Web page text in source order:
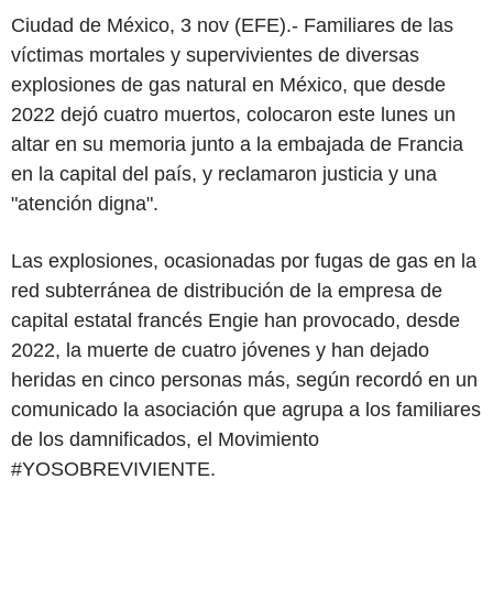
Ciudad de México, 3 nov (EFE).- Familiares de las
víctimas mortales y supervivientes de diversas
explosiones de gas natural en México, que desde
2022 dejó cuatro muertos, colocaron este lunes un
altar en su memoria junto a la embajada de Francia
en la capital del país, y reclamaron justicia y una
"atención digna".
Las explosiones, ocasionadas por fugas de gas en la
red subterránea de distribución de la empresa de
capital estatal francés Engie han provocado, desde
2022, la muerte de cuatro jóvenes y han dejado
heridas en cinco personas más, según recordó en un
comunicado la asociación que agrupa a los familiares
de los damnificados, el Movimiento
#YOSOBREVIVIENTE.